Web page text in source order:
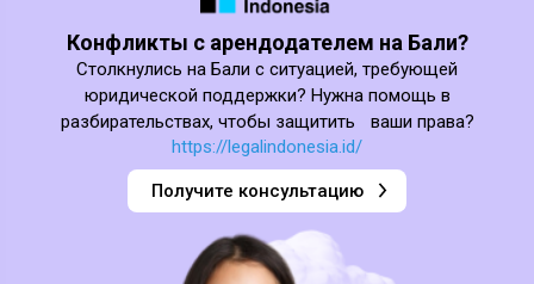
Конфликты с арендодателем на Бали?
Столкнулись на Бали с ситуацией, требующей
юридической поддержки? Нужна помощь в
разбирательствах, чтобы защитить ваши права?
https://legalindonesia.id/
Получите консультацию